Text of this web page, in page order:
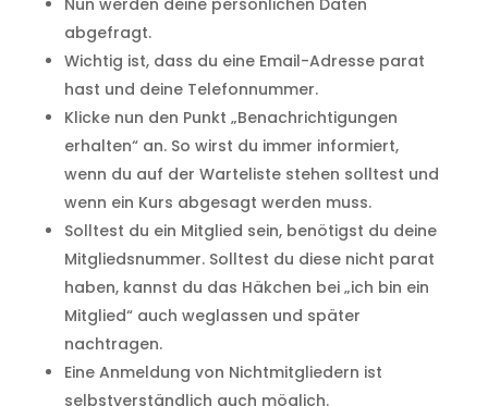
Nun werden deine persönlichen Daten
abgefragt.
Wichtig ist, dass du eine Email-Adresse parat
hast und deine Telefonnummer.
Klicke nun den Punkt „Benachrichtigungen
erhalten“ an. So wirst du immer informiert,
wenn du auf der Warteliste stehen solltest und
wenn ein Kurs abgesagt werden muss.
Solltest du ein Mitglied sein, benötigst du deine
Mitgliedsnummer. Solltest du diese nicht parat
haben, kannst du das Häkchen bei „ich bin ein
Mitglied“ auch weglassen und später
nachtragen.
Eine Anmeldung von Nichtmitgliedern ist
selbstverständlich auch möglich.